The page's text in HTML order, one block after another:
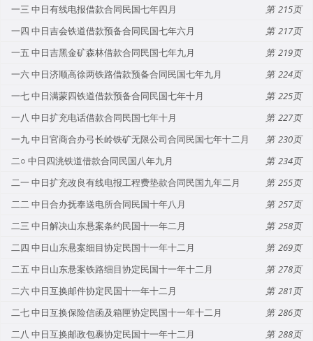
一三 中日有线电报借款合同民国七年四月
215
一四 中日吉会铁道借款预备合同民国七年六月
217
一五 中日吉黑金矿森林借款合同民国七年九月
219
一六 中日济顺高徐两铁路借款预备合同民国七年九月
224
一七 中日满蒙四铁道借款预备合同民国七年十月
225
一八 中日扩充电话借款合同民国七年十月
227
一九 中日官商合办弓长岭铁矿无限公司合同民国七年十二月
230
二○ 中日四洮铁道借款合同民国八年九月
234
二一 中日扩充改良有线电报工程费垫款合同民国九年二月
255
二二 中日合办抚奉送电所合同民国十年八月
257
二三 中日解决山东悬案条约民国十一年二月
258
二四 中日山东悬案细目协定民国十一年十二月
269
二五 中日山东悬案铁路细目协定民国十一年十二月
278
二六 中日互换邮件协定民国十一年十二月
281
二七 中日互换保险信函及箱匣协定民国十一年十二月
286
二八 中日互换邮政包裹协定民国十一年十二月
288